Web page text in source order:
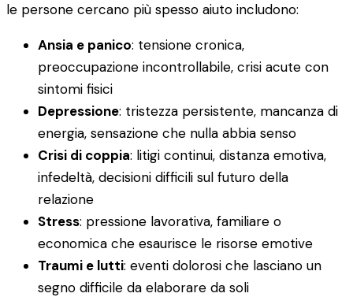
le persone cercano più spesso aiuto includono:
Ansia e panico: tensione cronica,
preoccupazione incontrollabile, crisi acute con
sintomi fisici
Depressione: tristezza persistente, mancanza di
energia, sensazione che nulla abbia senso
Crisi di coppia: litigi continui, distanza emotiva,
infedeltà, decisioni difficili sul futuro della
relazione
Stress: pressione lavorativa, familiare o
economica che esaurisce le risorse emotive
Traumi e lutti: eventi dolorosi che lasciano un
segno difficile da elaborare da soli